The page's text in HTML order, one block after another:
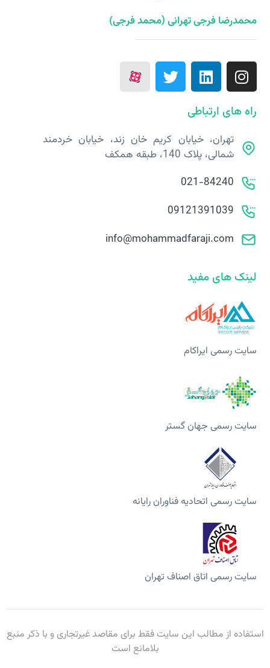
محمدرضا فرجی تهرانی (محمد فرجی)
راه های ارتباطی
تهران، خیابان کریم خان زند، خیابان خردمند
شمالی، پلاک 140، طبقه همکف
021-84240
09121391039
info@mohammadfaraji.com
لینک های مفید
سایت رسمی ایراکام
سایت رسمی جهان گستر
سایت رسمی اتحادیه فناوران رایانه
سایت رسمی اتاق اصناف تهران
استفاده از مطالب این سایت فقط برای مقاصد غیرتجاری و با ذکر منبع
بلامانع است